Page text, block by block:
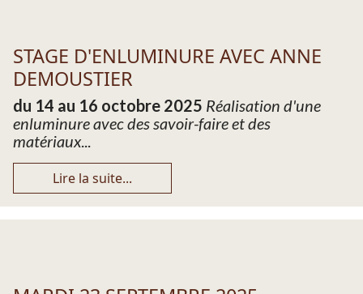
STAGE D'ENLUMINURE AVEC ANNE
DEMOUSTIER
du 14 au 16 octobre 2025 Réalisation d'une
enluminure avec des savoir-faire et des
matériaux...
Lire la suite...